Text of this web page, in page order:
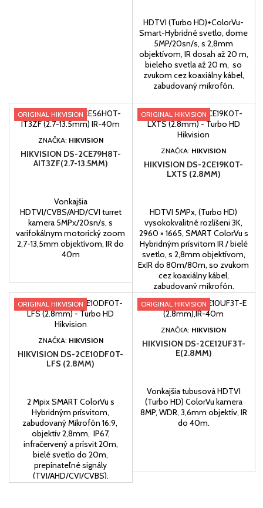
HDTVI (Turbo HD)+ColorVu-
Smart-Hybridné svetlo, dome
5MP/20sn/s, s 2,8mm
objektívom, IR dosah až 20 m,
bieleho svetla až 20 m, so
zvukom cez koaxiálny kábel,
zabudovaný mikrofón.
ORIGINAL HIKVISION
ZNAČKA: HIKVISION
HIKVISION DS-2CE79H8T-
AIT3ZF(2.7-13.5MM)
Vonkajšia
HDTVI/CVBS/AHD/CVI turret
kamera 5MPx/20sn/s, s
varifokálnym motorický zoom
2,7-13,5mm objektívom, IR do
40m
ORIGINAL HIKVISION
ZNAČKA: HIKVISION
HIKVISION DS-2CE19K0T-
LXTS (2.8MM)
HDTVI 5MPx, (Turbo HD)
vysokokvalitné rozlíšeni 3K,
2960 × 1665, SMART ColorVu s
Hybridným prísvitom IR / bielé
svetlo, s 2,8mm objektívom,
ExIR do 80m/80m, so zvukom
cez koaxiálny kábel,
zabudovaný mikrofón.
ORIGINAL HIKVISION
ZNAČKA: HIKVISION
HIKVISION DS-2CE10DF0T-
LFS (2.8MM)
2 Mpix SMART ColorVu s
Hybridným prísvitom,
zabudovaný Mikrofón 16:9,
objektív 2,8mm, IP67,
infračervený a prísvit 20m,
bielé svetlo do 20m,
prepínateľné signály
(TVI/AHD/CVI/CVBS).
ORIGINAL HIKVISION
ZNAČKA: HIKVISION
HIKVISION DS-2CE12UF3T-
E(2.8MM)
Vonkajšia tubusová HDTVI
(Turbo HD) ColorVu kamera
8MP, WDR, 3,6mm objektív, IR
do 40m.